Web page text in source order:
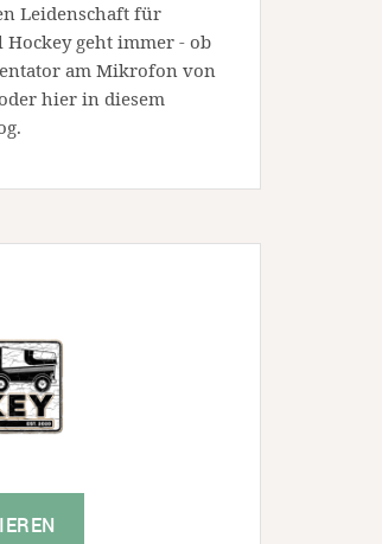
Leidenschaft für
Hockey geht immer - ob
am Mikrofon von
hier in diesem